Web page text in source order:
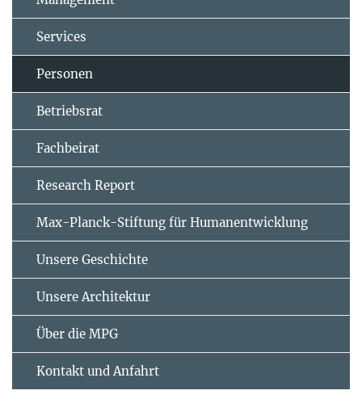
Services
Personen
Betriebsrat
Fachbeirat
Research Report
Max-Planck-Stiftung für Humanentwicklung
Unsere Geschichte
Unsere Architektur
Über die MPG
Kontakt und Anfahrt